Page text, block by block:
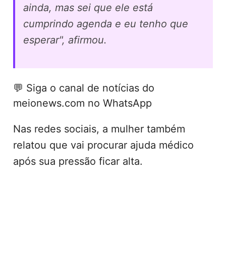
ainda, mas sei que ele está
cumprindo agenda e eu tenho que
esperar", afirmou.
💬 Siga o canal de notícias do
meionews.com no WhatsApp
Nas redes sociais, a mulher também
relatou que vai procurar ajuda médico
após sua pressão ficar alta.